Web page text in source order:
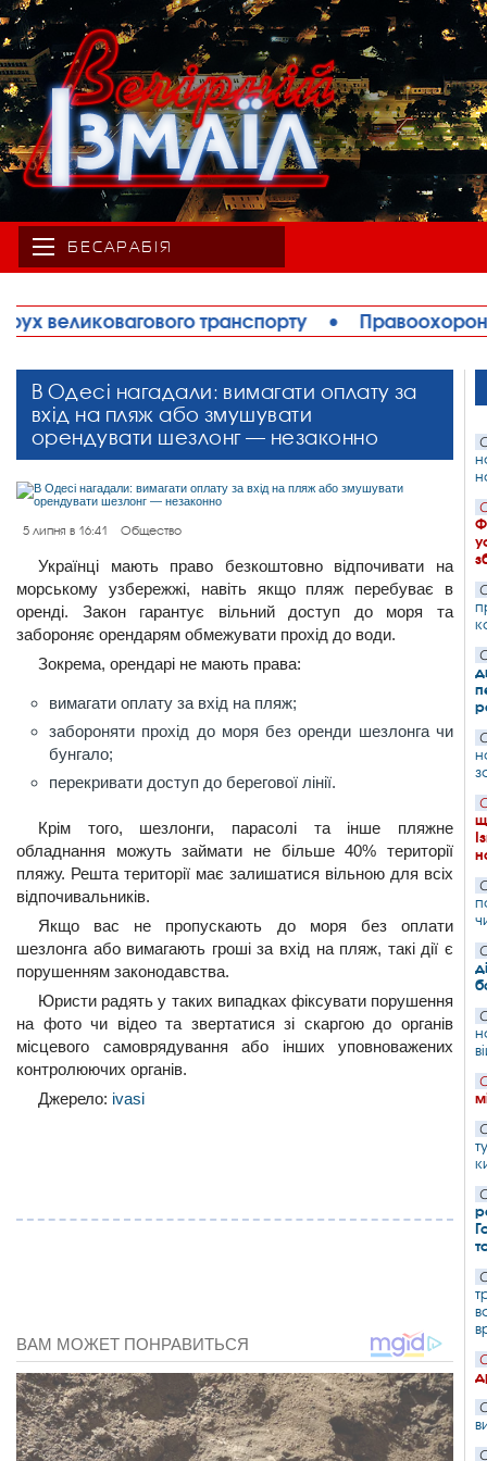
БЕСАРАБІЯ
• Правоохоронці запобігли теракту в
В Одесі нагадали: вимагати оплату за
вхід на пляж або змушувати
орендувати шезлонг — незаконно
5 липня в 16:41 Общество
Українці мають право безкоштовно відпочивати на
морському узбережжі, навіть якщо пляж перебуває в
оренді. Закон гарантує вільний доступ до моря та
забороняє орендарям обмежувати прохід до води.
Зокрема, орендарі не мають права:
вимагати оплату за вхід на пляж;
забороняти прохід до моря без оренди шезлонга чи
бунгало;
перекривати доступ до берегової лінії.
Крім того, шезлонги, парасолі та інше пляжне
обладнання можуть займати не більше 40% території
пляжу. Решта території має залишатися вільною для всіх
відпочивальників.
Якщо вас не пропускають до моря без оплати
шезлонга або вимагають гроші за вхід на пляж, такі дії є
порушенням законодавства.
Юристи радять у таких випадках фіксувати порушення
на фото чи відео та звертатися зі скаргою до органів
місцевого самоврядування або інших уповноважених
контролюючих органів.
Джерело: ivasi